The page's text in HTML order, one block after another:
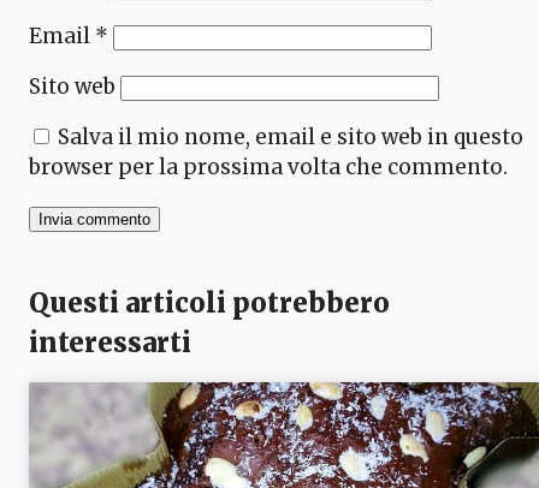
Email *
Sito web
Salva il mio nome, email e sito web in questo
browser per la prossima volta che commento.
Questi articoli potrebbero
interessarti